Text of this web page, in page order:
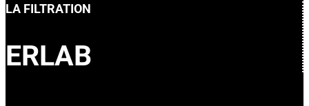
LA FILTRATION
ERLAB